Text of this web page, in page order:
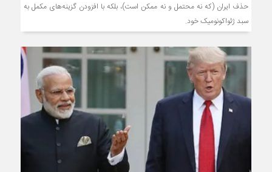
حذف ایران (که نه محتمل و نه ممکن است)، بلکه با افزودن گزینه‌های مکمل به
سبد ژئواکونومیک خود.